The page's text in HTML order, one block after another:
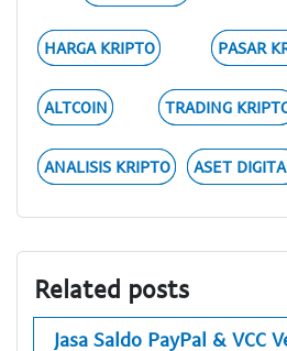
HARGA KRIPTO PASAR
ALTCOIN TRADING
ANALISIS KRIPTO ASET
Related posts
Jasa Saldo PayPal & VCC